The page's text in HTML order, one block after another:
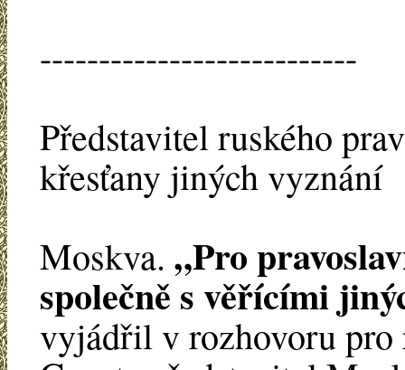
---------------------------
Představitel ruského
křesťany jiných vyznání
Moskva. „Pro
společně s věřícími
vyjádřil v rozhovoru